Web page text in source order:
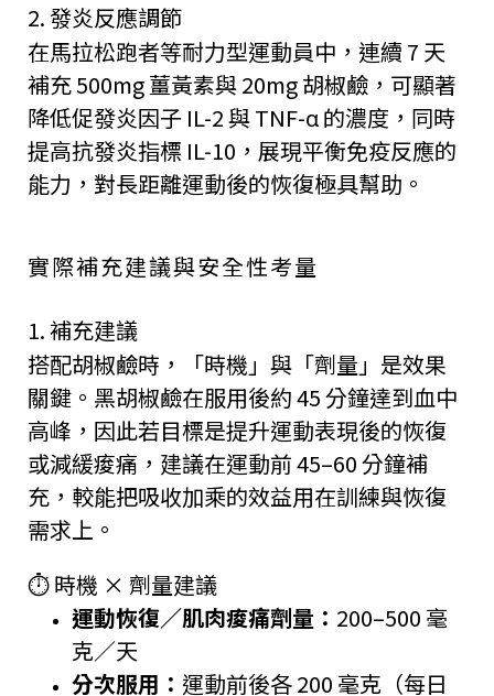
2. 發炎反應調節
在馬拉松跑者等耐力型運動員中，連續 7 天
補充 500mg 薑黃素與 20mg 胡椒鹼，可顯著
降低促發炎因子 IL-2 與 TNF-α 的濃度，同時
提高抗發炎指標 IL-10，展現平衡免疫反應的
能力，對長距離運動後的恢復極具幫助。
實際補充建議與安全性考量
1. 補充建議
搭配胡椒鹼時，「時機」與「劑量」是效果
關鍵。黑胡椒鹼在服用後約 45 分鐘達到血中
高峰，因此若目標是提升運動表現後的恢復
或減緩痠痛，建議在運動前 45–60 分鐘補
充，較能把吸收加乘的效益用在訓練與恢復
需求上。
⏱ 時機 × 劑量建議
運動恢復／肌肉痠痛劑量： 200–500 毫
克／天
分次服用： 運動前後各 200 毫克（每日